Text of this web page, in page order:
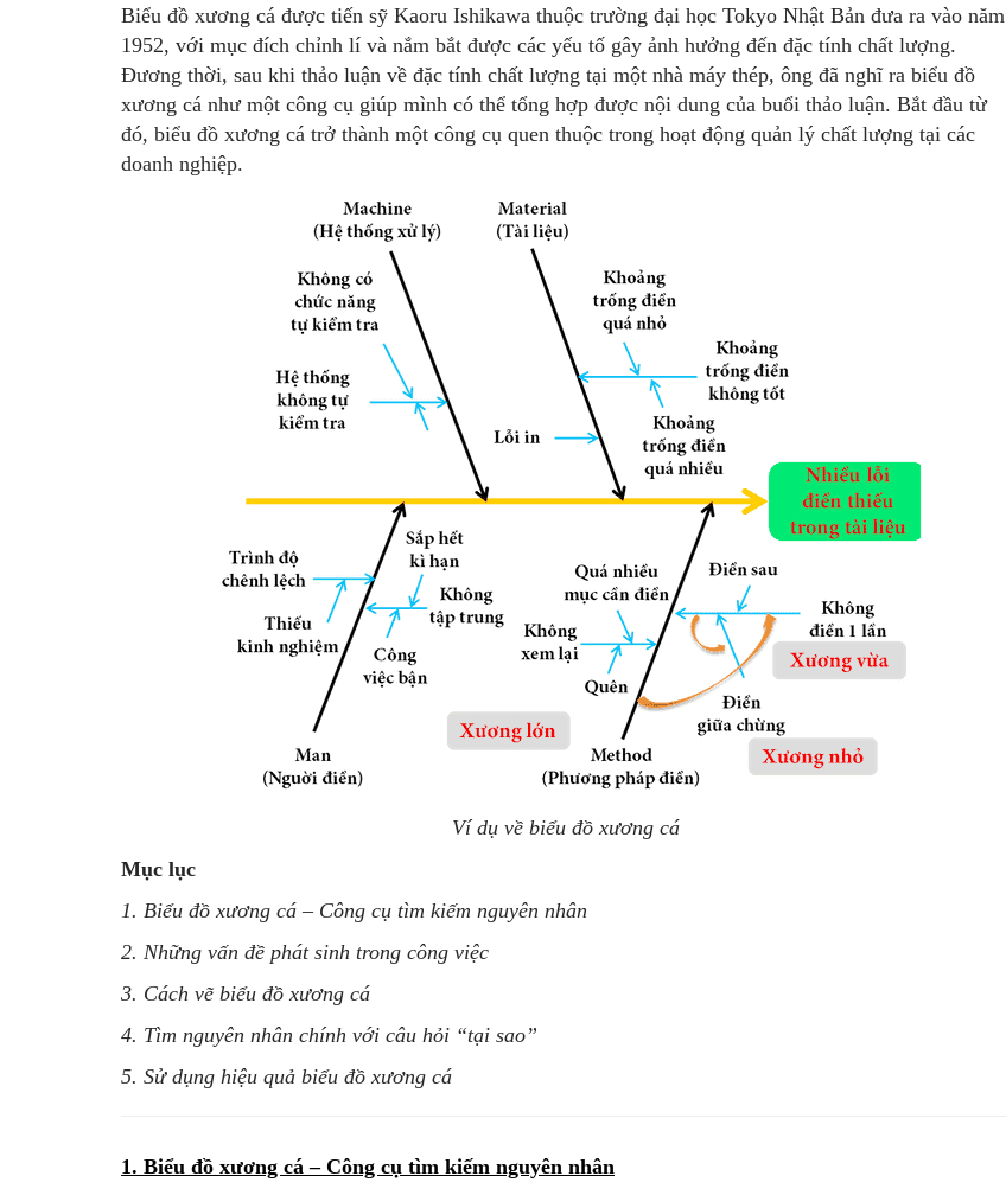
Biểu đồ xương cá được tiến sỹ Kaoru Ishikawa thuộc trường đại học Tokyo Nhật Bản đưa ra vào năm
1952, với mục đích chỉnh lí và nắm bắt được các yếu tố gây ảnh hưởng đến đặc tính chất lượng.
Đương thời, sau khi thảo luận về đặc tính chất lượng tại một nhà máy thép, ông đã nghĩ ra biểu đồ
xương cá như một công cụ giúp mình có thể tổng hợp được nội dung của buổi thảo luận. Bắt đầu từ
đó, biểu đồ xương cá trở thành một công cụ quen thuộc trong hoạt động quản lý chất lượng tại các
doanh nghiệp.
Ví dụ về biểu đồ xương cá
Mục lục
1. Biểu đồ xương cá – Công cụ tìm kiếm nguyên nhân
2. Những vấn đề phát sinh trong công việc
3. Cách vẽ biểu đồ xương cá
4. Tìm nguyên nhân chính với câu hỏi “tại sao”
5. Sử dụng hiệu quả biểu đồ xương cá
1. Biểu đồ xương cá – Công cụ tìm kiếm nguyên nhân